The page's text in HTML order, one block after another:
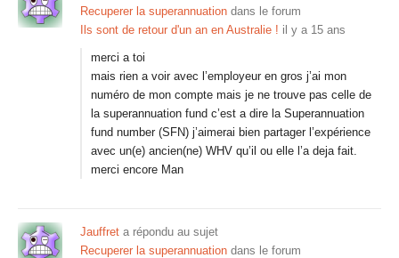
Recuperer la superannuation dans le forum
Ils sont de retour d'un an en Australie ! il y a 15 ans
merci a toi
mais rien a voir avec l’employeur en gros j’ai mon
numéro de mon compte mais je ne trouve pas celle de
la superannuation fund c’est a dire la Superannuation
fund number (SFN) j’aimerai bien partager l’expérience
avec un(e) ancien(ne) WHV qu’il ou elle l’a deja fait.
merci encore Man
Jauffret a répondu au sujet
Recuperer la superannuation dans le forum